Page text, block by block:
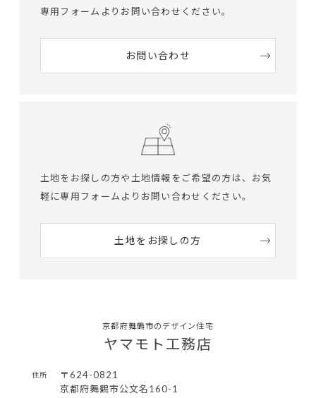
専用フォームよりお問い合わせください。
お問い合わせ
土地をお探しの方や土地情報をご希望の方は、 お気
軽に専用フォームよりお問い合わせください。
土地をお探しの方
京都府舞鶴市のデザイン住宅
ヤマモト工務店
住所
〒624-0821
京都府舞鶴市公文名160-1